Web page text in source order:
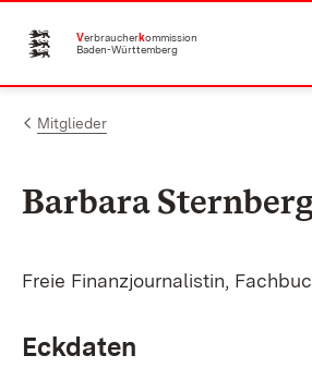
Zum Inhalt springen
Verbraucherkommission
Baden-Württemberg
Mitglieder
Barbara
Freie Finanzjournalistin,
Eckdaten